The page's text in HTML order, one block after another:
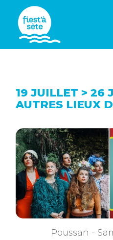
19 JUILLET > 26
AUTRES LIEUX
Poussan -